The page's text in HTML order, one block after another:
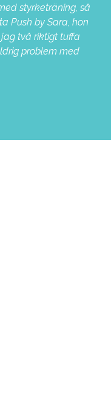
styrketräning, så
Push by Sara, hon
två riktigt tuffa
problem med